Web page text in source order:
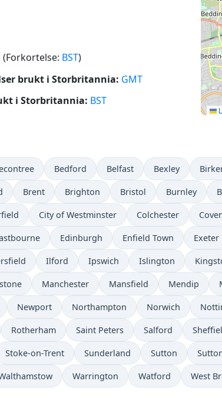
(Forkortelse: BST)
brukt i Storbritannia: GMT
i Storbritannia: BST
Bedford Belfast Bexley
Brent Brighton Bristol Burnley
City of Westminster Colchester
Edinburgh Enfield Town Exeter
Ilford Ipswich Islington
Manchester Mansfield Mendip
Newport Northampton Norwich
Rotherham Saint Peters Salford
Stoke-on-Trent Sunderland Sutton
Warrington Watford West